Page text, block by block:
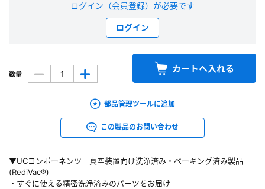
▼UCコンポーネンツ 真空装置向け洗浄済み・ベーキング済み製品
(RediVac®)
・すぐに使える精密洗浄済みのパーツをお届け
ログイン（会員登録）が必要です
ログイン
数量 カートへ入れる
部品管理ツールに追加
この製品のお問い合わせ
※新規会員登録をお申し込み頂いてから本登録となるまで、数日間かかる場合
があります。また当社の判断によりお断りする場合があります。
会員の方はこちら
※パスワードをお忘れの方は、パスワード再発行ページへ
※メールアドレスを忘れた方は、お問い合わせページよりお問い合わせくださ